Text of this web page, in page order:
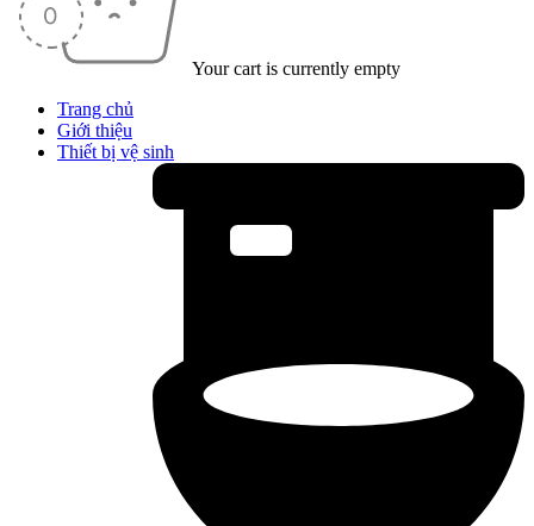
Your cart is currently empty
Trang chủ
Giới thiệu
Thiết bị vệ sinh